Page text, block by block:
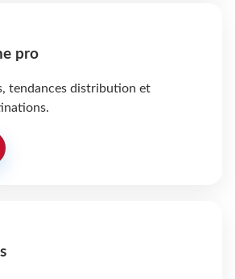
pro
tendances distribution et